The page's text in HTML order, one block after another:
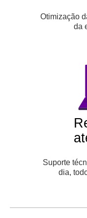
Otimização
da
Suporte
dia,